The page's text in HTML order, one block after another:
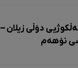
دۆڵی زیلان –
نۆهەم